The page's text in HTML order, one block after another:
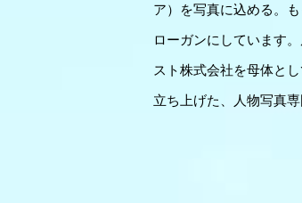
ア）を写真に込める。
ローガンにしています
スト株式会社を母体と
立ち上げた、人物写真